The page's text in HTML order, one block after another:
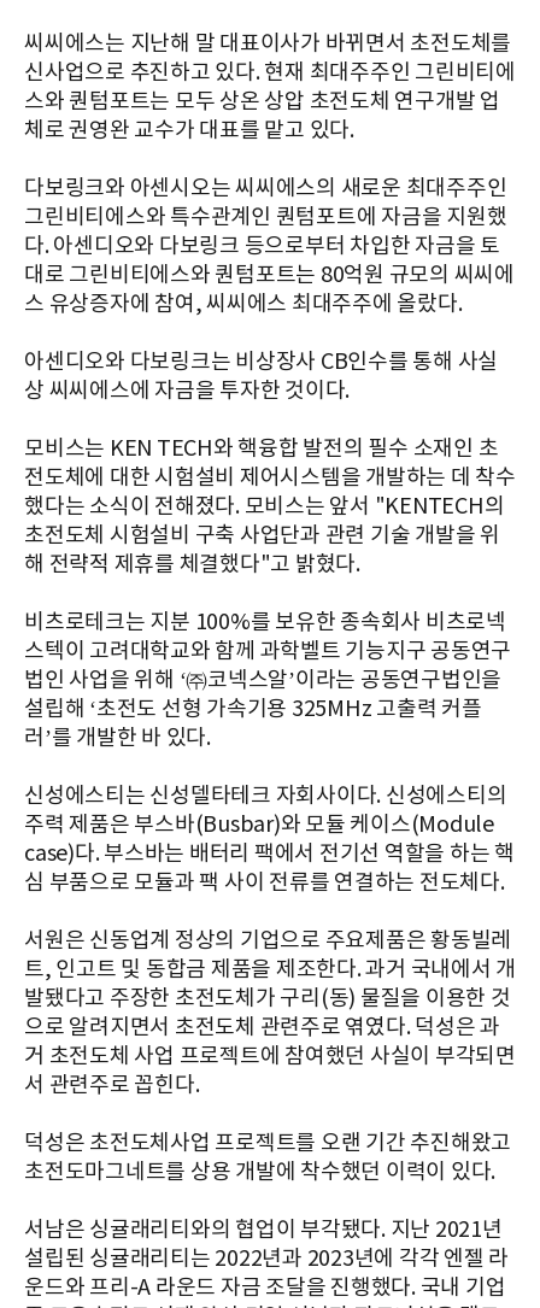
씨씨에스는 지난해 말 대표이사가 바뀌면서 초전도체를
신사업으로 추진하고 있다. 현재 최대주주인 그린비티에
스와 퀀텀포트는 모두 상온 상압 초전도체 연구개발 업
체로 권영완 교수가 대표를 맡고 있다.
다보링크와 아센시오는 씨씨에스의 새로운 최대주주인
그린비티에스와 특수관계인 퀀텀포트에 자금을 지원했
다. 아센디오와 다보링크 등으로부터 차입한 자금을 토
대로 그린비티에스와 퀀텀포트는 80억원 규모의 씨씨에
스 유상증자에 참여, 씨씨에스 최대주주에 올랐다.
아센디오와 다보링크는 비상장사 CB인수를 통해 사실
상 씨씨에스에 자금을 투자한 것이다.
모비스는 KEN TECH와 핵융합 발전의 필수 소재인 초
전도체에 대한 시험설비 제어시스템을 개발하는 데 착수
했다는 소식이 전해졌다. 모비스는 앞서 "KENTECH의
초전도체 시험설비 구축 사업단과 관련 기술 개발을 위
해 전략적 제휴를 체결했다"고 밝혔다.
비츠로테크는 지분 100%를 보유한 종속회사 비츠로넥
스텍이 고려대학교와 함께 과학벨트 기능지구 공동연구
법인 사업을 위해 ‘㈜코넥스알’이라는 공동연구법인을
설립해 ‘초전도 선형 가속기용 325MHz 고출력 커플
러’를 개발한 바 있다.
신성에스티는 신성델타테크 자회사이다. 신성에스티의
주력 제품은 부스바(Busbar)와 모듈 케이스(Module
case)다. 부스바는 배터리 팩에서 전기선 역할을 하는 핵
심 부품으로 모듈과 팩 사이 전류를 연결하는 전도체다.
서원은 신동업계 정상의 기업으로 주요제품은 황동빌레
트, 인고트 및 동합금 제품을 제조한다. 과거 국내에서 개
발됐다고 주장한 초전도체가 구리(동) 물질을 이용한 것
으로 알려지면서 초전도체 관련주로 엮였다. 덕성은 과
거 초전도체 사업 프로젝트에 참여했던 사실이 부각되면
서 관련주로 꼽힌다.
덕성은 초전도체사업 프로젝트를 오랜 기간 추진해왔고
초전도마그네트를 상용 개발에 착수했던 이력이 있다.
서남은 싱귤래리티와의 협업이 부각됐다. 지난 2021년
설립된 싱귤래리티는 2022년과 2023년에 각각 엔젤 라
운드와 프리-A 라운드 자금 조달을 진행했다. 국내 기업